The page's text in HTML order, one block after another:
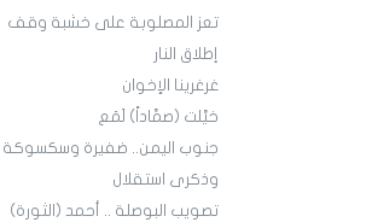
تعز المصلوبة على خشبة وقف
إطلاق النار
غرغرينا الإخوان
خيَّلت (صمَّاداً) لَمَع
جنوب اليمن.. ضفيرة وسكسوكة
وذكرى استقلال
تصويب البوصلة .. أحمد (الثورة)